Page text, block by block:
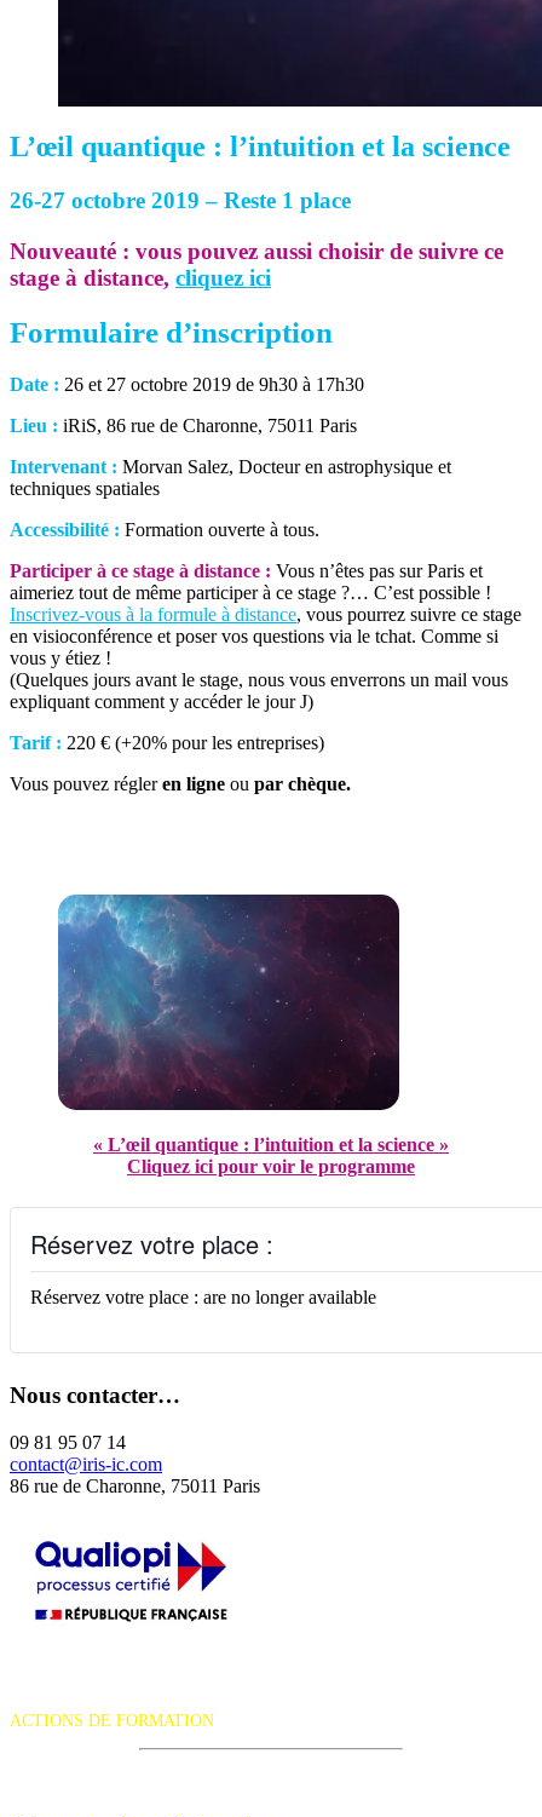
L’œil quantique : l’intuition et la science
26-27 octobre 2019 – Reste 1 place
Nouveauté : vous pouvez aussi choisir de suivre ce
stage à distance, cliquez ici
Formulaire d’inscription
Date : 26 et 27 octobre 2019 de 9h30 à 17h30
Lieu : iRiS, 86 rue de Charonne, 75011 Paris
Intervenant : Morvan Salez, Docteur en astrophysique et
techniques spatiales
Accessibilité : Formation ouverte à tous.
Participer à ce stage à distance : Vous n’êtes pas sur Paris et
aimeriez tout de même participer à ce stage ?… C’est possible !
Inscrivez-vous à la formule à distance, vous pourrez suivre ce stage
en visioconférence et poser vos questions via le tchat. Comme si
vous y étiez !
(Quelques jours avant le stage, nous vous enverrons un mail vous
expliquant comment y accéder le jour J)
Tarif : 220 € (+20% pour les entreprises)
Vous pouvez régleren ligne ou par chèque.
« L’œil quantique : l’intuition et la science »
Cliquez ici pour voir le programme
Réservez votre place :
Réservez votre place : are no longer available
Nous contacter…
09 81 95 07 14
contact@iris-ic.com
86 rue de Charonne, 75011 Paris
ACTIONS DE FORMATION